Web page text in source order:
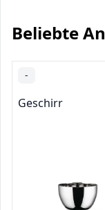
Beliebte
-
Geschirr